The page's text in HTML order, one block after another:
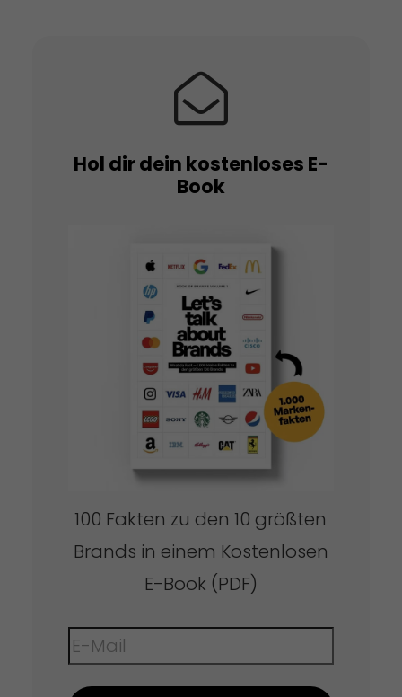
Hol dir dein kostenloses E-
Book
100 Fakten zu den 10 größten
Brands in einem Kostenlosen
E-Book (PDF)